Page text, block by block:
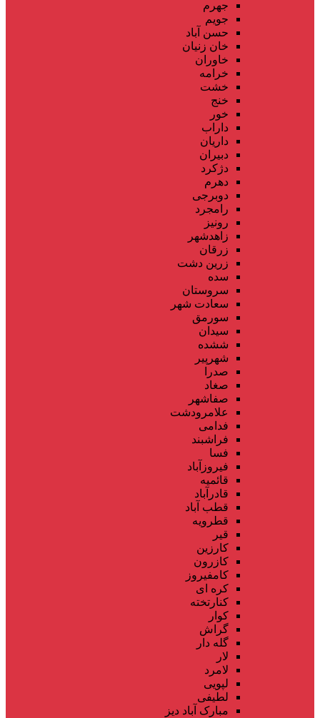
جهرم
جویم
حسن آباد
خان زنیان
خاوران
خرامه
خشت
خنج
خور
داراب
داریان
دبیران
دژکرد
دهرم
دوبرجی
رامجرد
رونیز
زاهدشهر
زرقان
زرین دشت
سده
سروستان
سعادت شهر
سورمق
سیدان
ششده
شهرپیر
صدرا
صغاد
صفاشهر
علامرودشت
فدامی
فراشبند
فسا
فیروزآباد
قائمیه
قادرآباد
قطب آباد
قطرویه
قیر
کارزین
کازرون
کامفیروز
کره ای
کنارتخته
کوار
گراش
گله دار
لار
لامرد
لپویی
لطیفی
مبارک آباد دیز